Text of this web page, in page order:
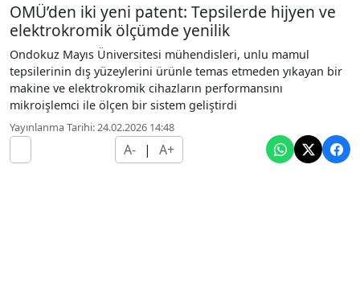
OMÜ’den iki yeni patent: Tepsilerde hijyen ve
elektrokromik ölçümde yenilik
Ondokuz Mayıs Üniversitesi mühendisleri, unlu mamul
tepsilerinin dış yüzeylerini ürünle temas etmeden yıkayan bir
makine ve elektrokromik cihazların performansını
mikroişlemci ile ölçen bir sistem geliştirdi
Yayınlanma Tarihi: 24.02.2026 14:48
A- | A+